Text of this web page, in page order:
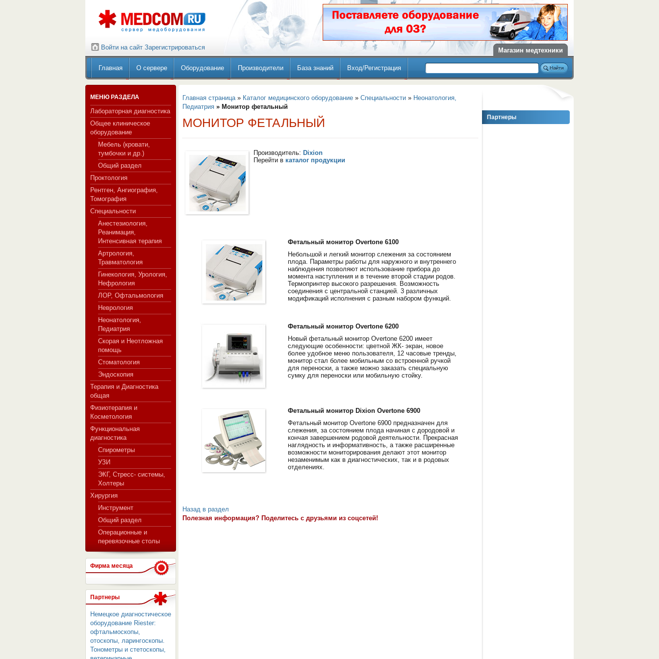
СЕРВЕР МЕДИЦИНСКОГО
Магазин медтехники
Войти на сайт Зарегистрироваться
Главная О сервере Оборудование Производители База знаний Вход/Регистрация
Партнеры
МЕНЮ РАЗДЕЛА
Лабораторная диагностика
Общее клиническое
оборудование
Мебель (кровати,
тумбочки и др.)
Общий раздел
Проктология
Рентген, Ангиография,
Томография
Специальности
Анестезиология,
Реанимация,
Интенсивная терапия
Артрология,
Травматология
Гинекология, Урология,
Нефрология
ЛОР, Офтальмология
Неврология
Неонатология,
Педиатрия
Скорая и Неотложная
помощь
Стоматология
Эндоскопия
Терапия и Диагностика
общая
Физиотерапия и
Косметология
Функциональная
диагностика
Спирометры
УЗИ
ЭКГ, Стресс- системы,
Холтеры
Хирургия
Инструмент
Общий раздел
Операционные и
перевязочные столы
Фирма месяца
Партнеры
Немецкое диагностическое
оборудование Riester:
офтальмоскопы,
отоскопы, ларингоскопы.
Тонометры и стетоскопы,
Главная страница» Каталог медицинского оборудование » Специальности » Неонатология,
Педиатрия » Монитор фетальный
МОНИТОР ФЕТАЛЬНЫЙ
Производитель: Dixion
Перейти в каталог продукции
Фетальный монитор Overtone 6100
Небольшой и легкий монитор слежения за состоянием
плода. Параметры работы для наружного и внутреннего
наблюдения позволяют использование прибора до
момента наступления и в течение второй стадии родов.
Термопринтер высокого разрешения. Возможность
соединения с центральной станцией. 3 различных
модификаций исполнения с разным набором функций.
Фетальный монитор Overtone 6200
Новый фетальный монитор Overtone 6200 имеет
следующие особенности: цветной ЖК- экран, новое
более удобное меню пользователя, 12 часовые тренды,
монитор стал более мобильным со встроенной ручкой
для переноски, а также можно заказать специальную
сумку для переноски или мобильную стойку.
Фетальный монитор Dixion Overtone 6900
Фетальный монитор Overtone 6900 предназначен для
слежения, за состоянием плода начиная с дородовой и
кончая завершением родовой деятельности. Прекрасная
наглядность и информативность, а также расширенные
возможности мониторирования делают этот монитор
незаменимым как в диагностических, так и в родовых
отделениях.
Назад в раздел
Полезная информация? Поделитесь с друзьями из соцсетей!